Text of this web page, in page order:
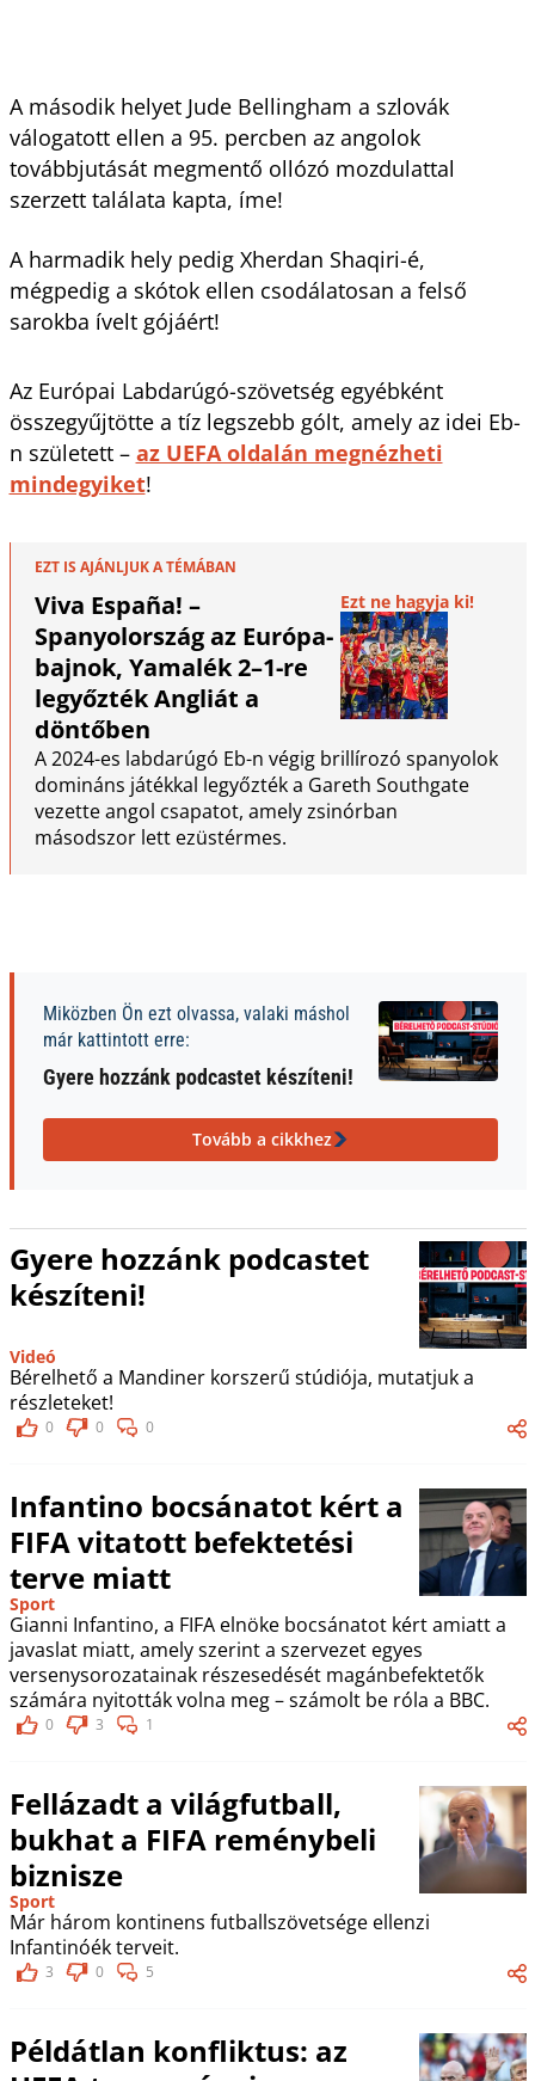
A második helyet Jude Bellingham a szlovák
válogatott ellen a 95. percben az angolok
továbbjutását megmentő ollózó mozdulattal
szerzett találata kapta, íme!
A harmadik hely pedig Xherdan Shaqiri-é,
mégpedig a skótok ellen csodálatosan a felső
sarokba ívelt gójáért!
Az Európai Labdarúgó-szövetség egyébként
összegyűjtötte a tíz legszebb gólt, amely az idei Eb-
n született – az UEFA oldalán megnézheti
mindegyiket!
EZT IS AJÁNLJUK A TÉMÁBAN
Viva España! –
Spanyolország az Európa-
bajnok, Yamalék 2–1-re
legyőzték Angliát a
döntőben
Ezt ne hagyja ki!
A 2024-es labdarúgó Eb-n végig brillírozó spanyolok
domináns játékkal legyőzték a Gareth Southgate
vezette angol csapatot, amely zsinórban
másodszor lett ezüstérmes.
Miközben Ön ezt olvassa, valaki máshol
már kattintott erre:
Gyere hozzánk podcastet készíteni!
Tovább a cikkhez
Gyere hozzánk podcastet
készíteni!
Videó
Bérelhető a Mandiner korszerű stúdiója, mutatjuk a
részleteket!
0 0 0
Infantino bocsánatot kért a
FIFA vitatott befektetési
terve miatt
Sport
Gianni Infantino, a FIFA elnöke bocsánatot kért amiatt a
javaslat miatt, amely szerint a szervezet egyes
versenysorozatainak részesedését magánbefektetők
számára nyitották volna meg – számolt be róla a BBC.
0 3 1
Fellázadt a világfutball,
bukhat a FIFA reménybeli
biznisze
Sport
Már három kontinens futballszövetsége ellenzi
Infantinóék terveit.
3 0 5
Példátlan konfliktus: az